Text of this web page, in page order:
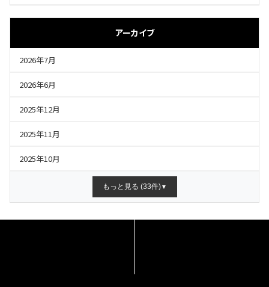
アーカイブ
2026年7月
2026年6月
2025年12月
2025年11月
2025年10月
もっと見る (33件)▼